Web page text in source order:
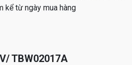
kể từ ngày mua hàng
TBW02017A